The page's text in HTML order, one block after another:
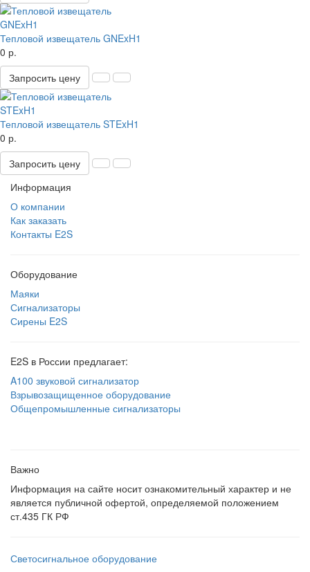
Тепловой извещатель GNExH1
0 р.
Запросить цену
Тепловой извещатель STExH1
0 р.
Запросить цену
Информация
О компании
Как заказать
Контакты E2S
Оборудование
Маяки
Сигнализаторы
Сирены E2S
E2S в России предлагает:
A100 звуковой сигнализатор
Взрывозащищенное оборудование
Общепромышленные сигнализаторы
Важно
Информация на сайте носит ознакомительный характер и не
является публичной офертой, определяемой положением
ст.435 ГК РФ
Светосигнальное оборудование